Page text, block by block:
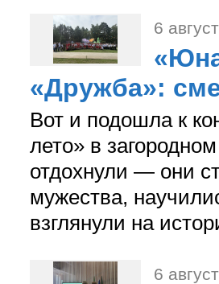
6
«Дружба»:
Вот и подошла к
лето» в
отдохнули — они
мужества,
взглянули на
6